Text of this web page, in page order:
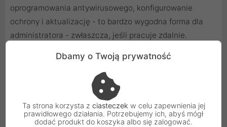
oprogramowania antywirusowego, konfigurowanie
ochrony i aktualizację - to bardzo wygodna forma dla
administratora - zwłaszcza, jeśli pracuje zdalnie.
producenta to tzw. cloud console. Ochrona komputerów
jest LOKALNA - co oznacza, że chronione są także
komputery bez dostępu do Internetu! Instalacja może
zostać wykonana na dwa sposoby: komputery w sieci
mogą być automatycznie wykrywane za pomocą
Dbamy o Twoją prywatność
Ta strona korzysta z ciasteczek w celu zapewnienia jej
prawidłowego działania. Potrzebujemy ich, abyś mógł
dodać produkt do koszyka albo się zalogować.